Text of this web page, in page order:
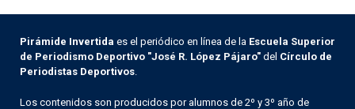
Pirámide Invertida es el periódico en línea de la Escuela Superior
de Periodismo Deportivo "José R. López Pájaro" del Círculo de
Periodistas Deportivos
Los contenidos son producidos por alumnos de 2º y 3º año de